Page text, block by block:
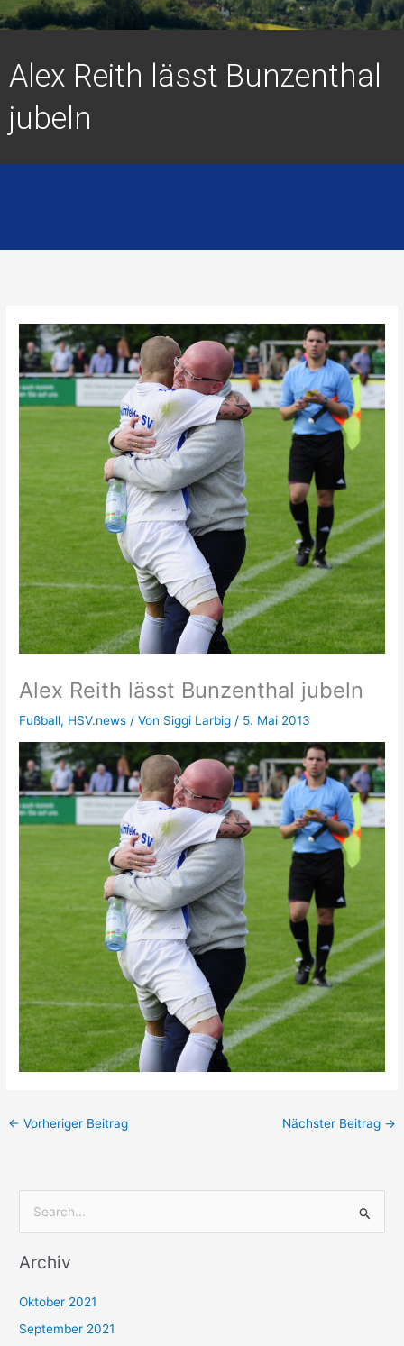
Alex Reith lässt Bunzenthal
jubeln
Alex Reith lässt Bunzenthal jubeln
Fußball, HSV.news / Von Siggi Larbig/ 5. Mai 2013
← Vorheriger Beitrag Nächster Beitrag →
c
n
Archiv
Oktober 2021
September 2021